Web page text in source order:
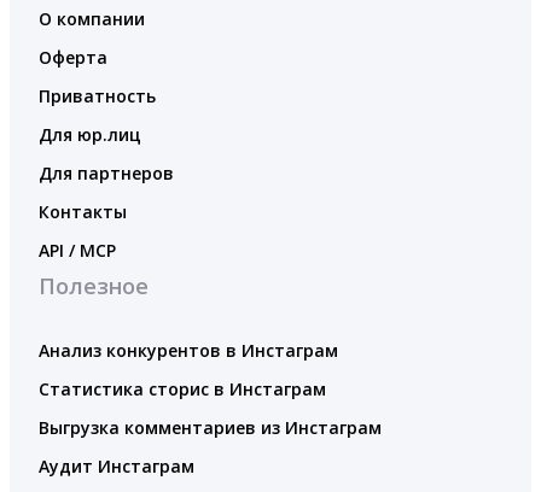
О компании
Оферта
Приватность
Для юр.лиц
Для партнеров
Контакты
API / MCP
Полезное
Анализ конкурентов в Инстаграм
Статистика сторис в Инстаграм
Выгрузка комментариев из Инстаграм
Аудит Инстаграм